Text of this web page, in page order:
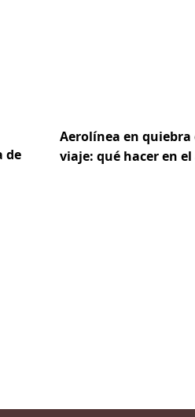
de
Aerolínea en quiebra
viaje: qué hacer en